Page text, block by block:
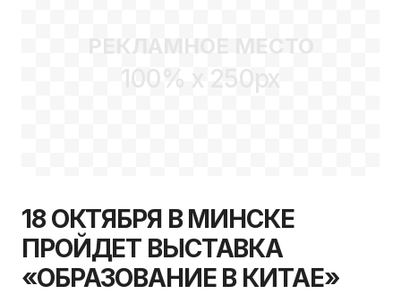
РЕКЛАМНОЕ МЕСТО
100% x 250px
18 ОКТЯБРЯ В МИНСКЕ
ПРОЙДЕТ ВЫСТАВКА
«ОБРАЗОВАНИЕ В КИТАЕ»